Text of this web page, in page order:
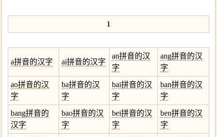
1
a拼音的汉字 ai拼音的汉字
an拼音的汉
字
ang拼音的汉
字
ao拼音的汉
字
ba拼音的汉
字
bai拼音的汉
字
ban拼音的汉
字
bang拼音的
汉字
bao拼音的汉
字
bei拼音的汉
字
ben拼音的汉
字